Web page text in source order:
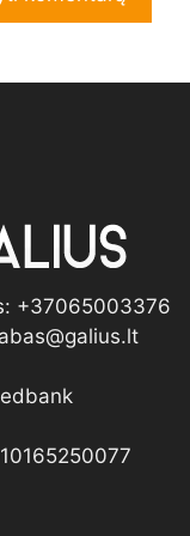
+37065003376